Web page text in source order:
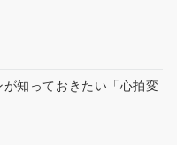
が知っておきたい「心拍変